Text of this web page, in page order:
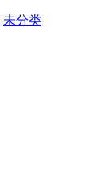
未分类